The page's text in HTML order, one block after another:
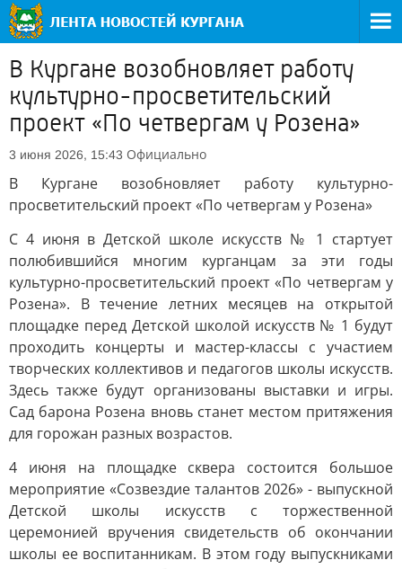
В Кургане возобновляет работу
культурно-просветительский
проект «По четвергам у Розена»
3 июня 2026, 15:43 Официально
В Кургане возобновляет работу культурно-
просветительский проект «По четвергам у Розена»
С 4 июня в Детской школе искусств № 1 стартует
полюбившийся многим курганцам за эти годы
культурно-просветительский проект «По четвергам у
Розена». В течение летних месяцев на открытой
площадке перед Детской школой искусств № 1 будут
проходить концерты и мастер-классы с участием
творческих коллективов и педагогов школы искусств.
Здесь также будут организованы выставки и игры.
Сад барона Розена вновь станет местом притяжения
для горожан разных возрастов.
4 июня на площадке сквера состоится большое
мероприятие «Созвездие талантов 2026» - выпускной
Детской школы искусств с торжественной
церемонией вручения свидетельств об окончании
школы ее воспитанникам. В этом году выпускниками